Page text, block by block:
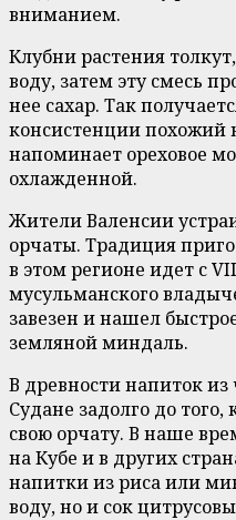
вниманием.
Клубни растения
воду, затем эту смесь
нее сахар. Так
консистенции похожий
напоминает ореховое
охлажденной.
Жители Валенсии
орчаты. Традиция
в этом регионе идет с
мусульманского
завезен и нашел
земляной миндаль.
В древности напиток
Судане задолго до
свою орчату. В наше
на Кубе и в других
напитки из риса или
воду, но и сок